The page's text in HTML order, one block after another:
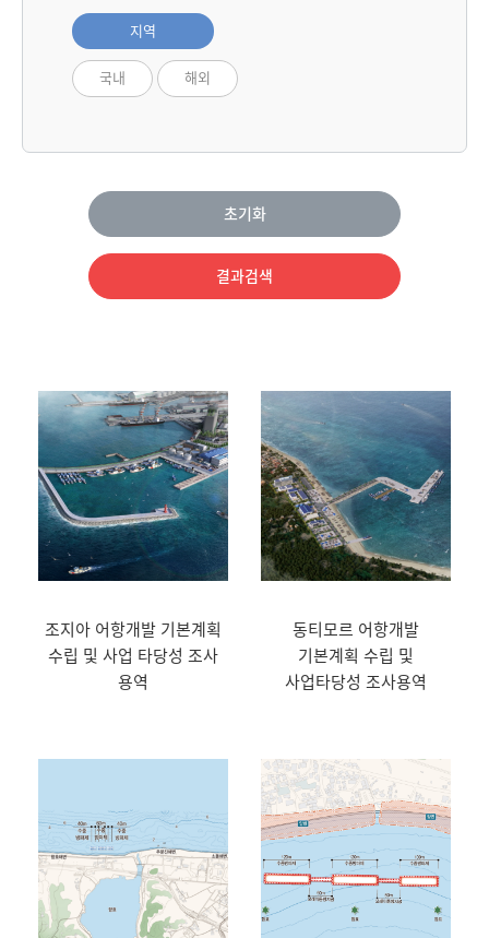
지역
국내 해외
조지아 어항개발 기본계획
수립 및 사업 타당성 조사
용역
동티모르 어항개발
기본계획 수립 및
사업타당성 조사용역